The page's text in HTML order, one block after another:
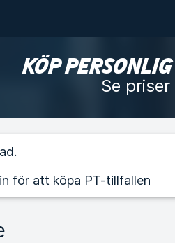
KÖP
Se
för att köpa PT-tillfallen